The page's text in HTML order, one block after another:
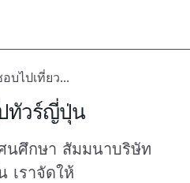
บไปเที่ยว...
ทัวร์ญี่ปุ่น
นศึกษา สัมมนาบริษัท
ราจัดให้